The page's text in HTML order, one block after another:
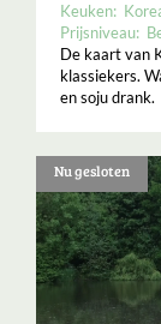
Keuken:
Prijsniveau:
De kaart van
klassiekers.
en soju drank.
Nu gesloten